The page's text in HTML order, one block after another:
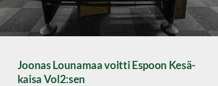
Joonas Lounamaa voitti Espoon Kesä-
kaisa Vol2:sen